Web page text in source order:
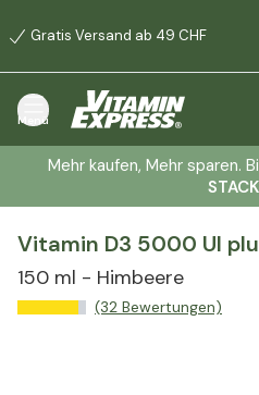
Gratis Versand ab 49 CHF
Menü
Mehr kaufen, Mehr sparen.
STACK
Vitamin D3 5000 UI
150 ml - Himbeere
(32 Bewertungen)